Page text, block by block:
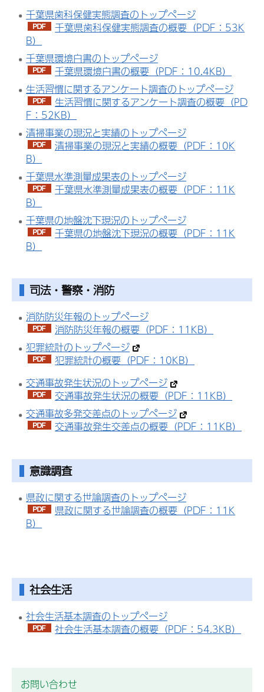
千葉県歯科保健実態調査のトップページ
千葉県歯科保健実態調査の概要（PDF：53K
B）
千葉県環境白書のトップページ
千葉県環境白書の概要（PDF：10.4KB）
生活習慣に関するアンケート調査のトップページ
生活習慣に関するアンケート調査の概要（PD
F：52KB）
清掃事業の現況と実績のトップページ
清掃事業の現況と実績の概要（PDF：10K
B）
千葉県水準測量成果表のトップページ
千葉県水準測量成果表の概要（PDF：11K
B）
千葉県の地盤沈下現況のトップページ
千葉県の地盤沈下現況の概要（PDF：11K
B）
司法・警察・消防
消防防災年報のトップページ
消防防災年報の概要（PDF：11KB）
犯罪統計のトップページ
犯罪統計の概要（PDF：10KB）
交通事故発生状況のトップページ
交通事故発生状況の概要（PDF：11KB）
交通事故多発交差点のトップページ
交通事故発生交差点の概要（PDF：11KB）
意識調査
県政に関する世論調査のトップページ
県政に関する世論調査の概要（PDF：11K
B）
社会生活
社会生活基本調査のトップページ
社会生活基本調査の概要（PDF：54.3KB）
お問い合わせ